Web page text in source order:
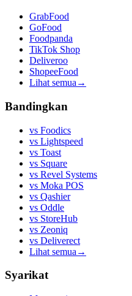
GrabFood
GoFood
Foodpanda
TikTok Shop
Deliveroo
ShopeeFood
Lihat semua →
Bandingkan
vs Foodics
vs Lightspeed
vs Toast
vs Square
vs Revel Systems
vs Moka POS
vs Qashier
vs Oddle
vs StoreHub
vs Zeoniq
vs Deliverect
Lihat semua →
Syarikat